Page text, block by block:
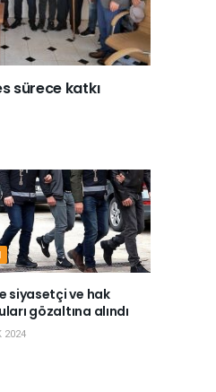
sürece katkı
siyasetçi ve hak
gözaltına alındı
2024